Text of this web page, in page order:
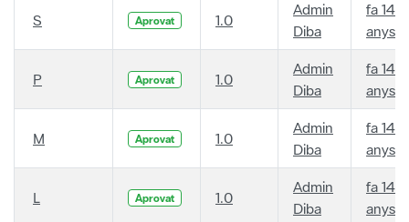
S Aprovat 1.0
Admin
Diba
fa 14
anys
P Aprovat 1.0
Admin
Diba
fa 14
anys
M Aprovat 1.0
Admin
Diba
fa 14
anys
L Aprovat 1.0
Admin
Diba
fa 14
anys